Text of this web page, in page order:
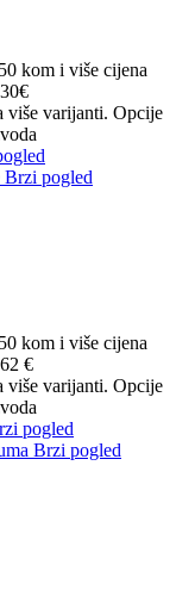
kom i više cijena
više varijanti. Opcije
Brzi pogled
kom i više cijena
€
više varijanti. Opcije
pogled
Brzi pogled